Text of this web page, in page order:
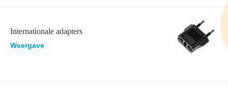
Internationale adapters
Weergave